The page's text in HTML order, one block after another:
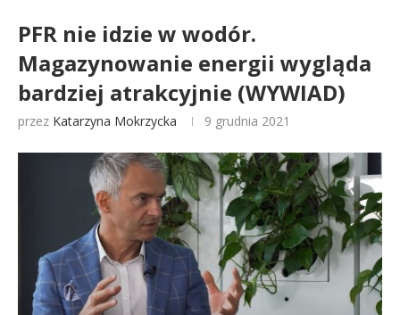
PFR nie idzie w wodór.
Magazynowanie energii wygląda
bardziej atrakcyjnie (WYWIAD)
przez Katarzyna Mokrzycka 9 grudnia 2021